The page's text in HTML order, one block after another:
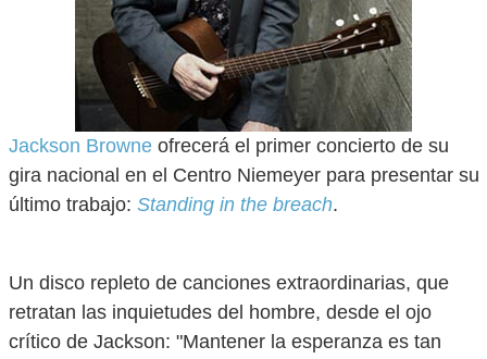
Jackson Browne ofrecerá el primer concierto de su
gira nacional en el Centro Niemeyer para presentar su
último trabajo: Standing in the breach.
Un disco repleto de canciones extraordinarias, que
retratan las inquietudes del hombre, desde el ojo
crítico de Jackson: "Mantener la esperanza es tan